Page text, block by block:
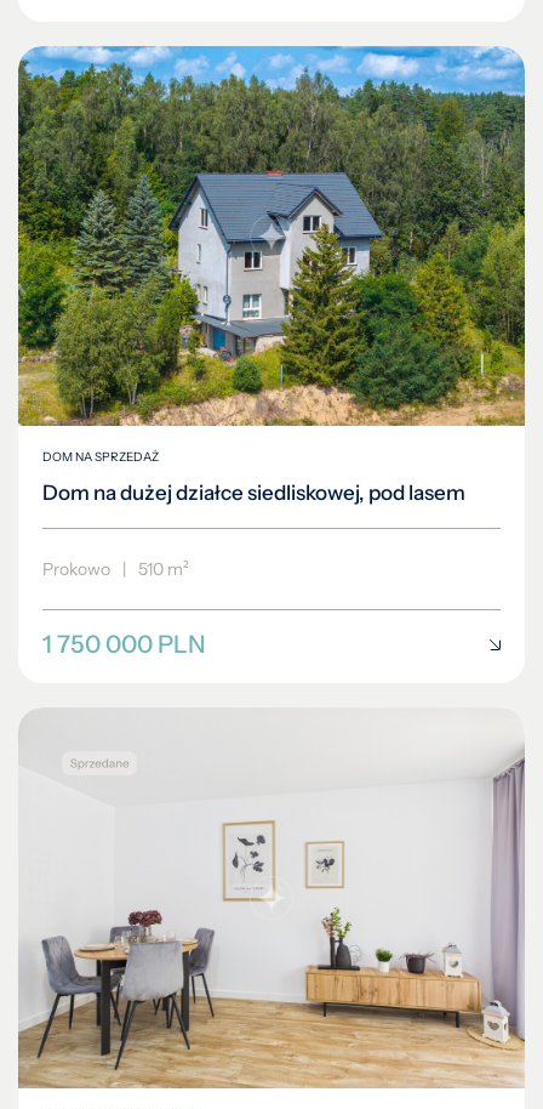
DOM NA SPRZEDAŻ
Dom na dużej działce siedliskowej, pod lasem
Prokowo 510 m²
1 750 000 PLN